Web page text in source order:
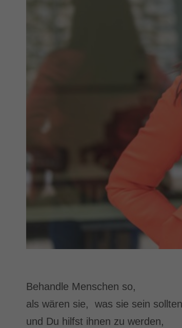
Behandle Menschen so,
als wären sie, was sie sein
und Du hilfst ihnen zu werden,